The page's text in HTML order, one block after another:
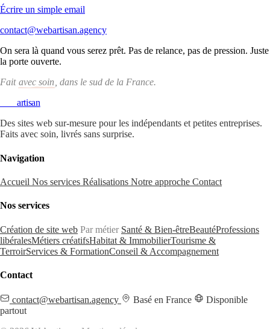
Écrire un simple email
contact@webartisan.agency
On sera là quand vous serez prêt. Pas de relance, pas de pression. Juste
la porte ouverte.
Fait avec soin, dans le sud de la France.
Webartisan
Des sites web sur-mesure pour les indépendants et petites entreprises.
Faits avec soin, livrés sans surprise.
Navigation
Accueil Nos services Réalisations Notre approche Contact
Nos services
Création de site web Par métier Santé & Bien-êtreBeautéProfessions
libéralesMétiers créatifsHabitat & ImmobilierTourisme &
TerroirServices & FormationConseil & Accompagnement
Contact
contact@webartisan.agency Basé en France
Disponible
partout